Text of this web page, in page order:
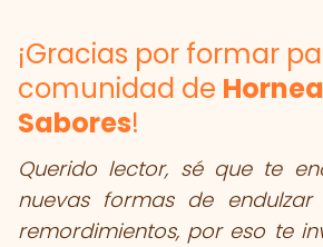
¡Gracias por formar
comunidad de
Sabores!
Querido lector, sé que te
nuevas formas de
remordimientos, por eso te